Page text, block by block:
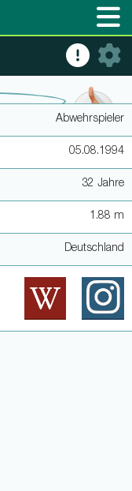
Abwehrspieler
05.08.1994
32 Jahre
1.88 m
Deutschland